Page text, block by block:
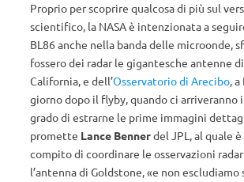
Proprio per scoprire qualcosa di più sul
scientifico, la NASA è intenzionata a
BL86 anche nella banda delle microonde,
fossero dei radar le gigantesche antenne di
California, e dell’Osservatorio di Arecibo,
giorno dopo il flyby, quando ci arriveranno
grado di estrarne le prime immagini
promette Lance Bennerdel JPL, al quale
compito di coordinare le osservazioni
l’antenna di Goldstone, «e non escludiamo